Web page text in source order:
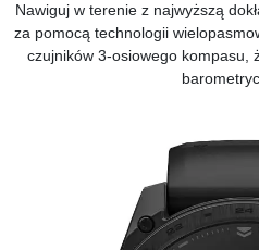
Nawiguj w terenie z najwyższą
za pomocą technologii
czujników 3-osiowego kompasu,